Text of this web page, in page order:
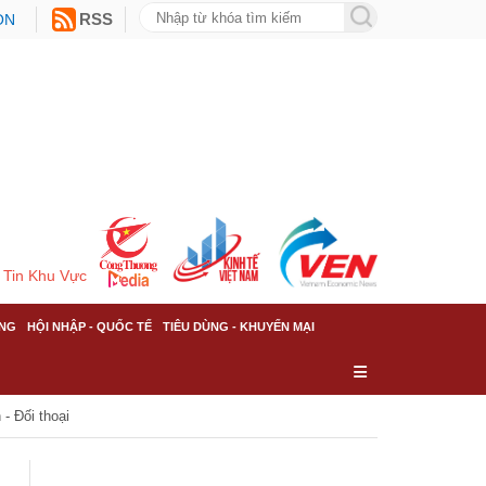
RSS
Tin Khu Vực
HỘI NHẬP - QUỐC TẾ TIÊU DÙNG - KHUYẾN MẠI
- Đối thoại